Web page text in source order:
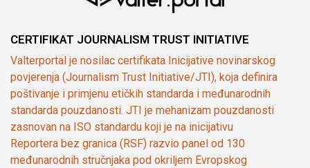
CERTIFIKAT JOURNALISM TRUST INITIATIVE
Valterportal je nosilac certifikata Inicijative novinarskog
povjerenja (Journalism Trust Initiative/JTI), koja definira
poštivanje i primjenu etičkih standarda i međunarodnih
standarda pouzdanosti. JTI je mehanizam pouzdanosti
zasnovan na ISO standardu koji je na inicijativu
Reportera bez granica (RSF) razvio panel od 130
međunarodnih stručnjaka pod okriljem Evropskog